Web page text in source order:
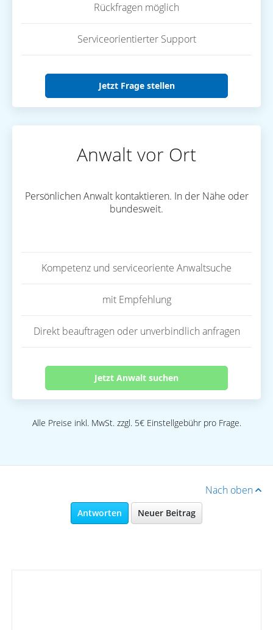
Rückfragen möglich
Serviceorientierter Support
Jetzt Frage stellen
Anwalt vor Ort
Persönlichen Anwalt kontaktieren. In der Nähe oder
bundesweit.
Kompetenz und serviceoriente Anwaltsuche
mit Empfehlung
Direkt beauftragen oder unverbindlich anfragen
Jetzt Anwalt suchen
Alle Preise inkl. MwSt. zzgl. 5€ Einstellgebühr pro Frage.
Nach oben
Antworten Neuer Beitrag